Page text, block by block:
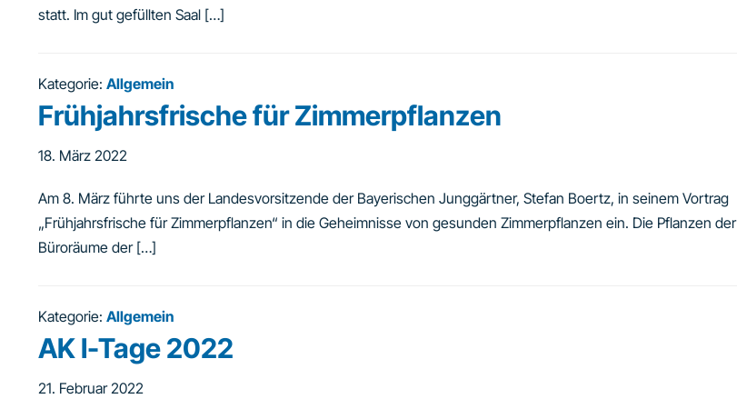
statt. Im gut gefüllten Saal […]
Kategorie: Allgemein
Frühjahrsfrische für Zimmerpflanzen
18. März 2022
Am 8. März führte uns der Landesvorsitzende der Bayerischen Junggärtner, Stefan Boertz, in seinem Vortrag
„Frühjahrsfrische für Zimmerpflanzen“ in die Geheimnisse von gesunden Zimmerpflanzen ein. Die Pflanzen der
Büroräume der […]
Kategorie: Allgemein
AK I-Tage 2022
21. Februar 2022